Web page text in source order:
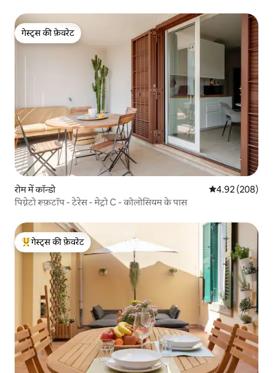
गेस्ट्स की फ़ेवरेट
गेस्ट्स की फ़ेवरेट
रोम में कॉन्डो औसत रेटिंग 5 में से
4.92 (208)
पिग्नेटो रूफ़टॉप - टेरेस - मेट्रो C - कोलोसियम के पास
गेस्ट्स का टॉप फ़ेवरेट
गेस्ट्स की फ़ेवरेट